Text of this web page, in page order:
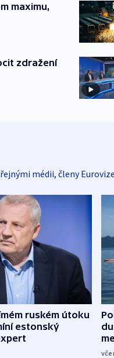
maximu,
zdražení
médii, členy
ruském útoku
estonský